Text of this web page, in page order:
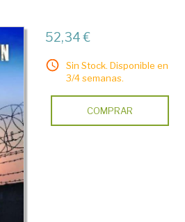
52,34 €
Sin Stock. Disponible en
3/4 semanas.
COMPRAR